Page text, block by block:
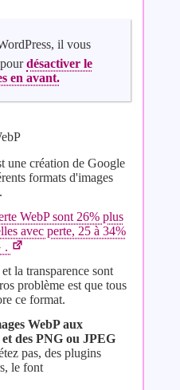
il vous
désactiver le
en avant.
une création de Google
formats d'images
WebP sont 26% plus
avec perte, 25 à 34%
.
la transparence sont
problème est que tous
ce format.
WebP aux
des PNG ou JPEG
pas, des plugins
le font